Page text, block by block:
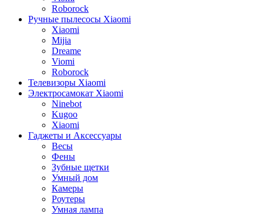
Roborock
Ручные пылесосы Xiaomi
Xiaomi
Mijia
Dreame
Viomi
Roborock
Телевизоры Xiaomi
Электросамокат Xiaomi
Ninebot
Kugoo
Xiaomi
Гаджеты и Аксессуары
Весы
Фены
Зубные щетки
Умный дом
Камеры
Роутеры
Умная лампа